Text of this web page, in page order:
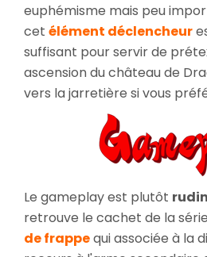
euphémisme mais peu
cet élément déclencheur
suffisant pour servir de
ascension du château de
vers la jarretière si vous
Le gameplay est plutôt
retrouve le cachet de la
de frappequi associée à la